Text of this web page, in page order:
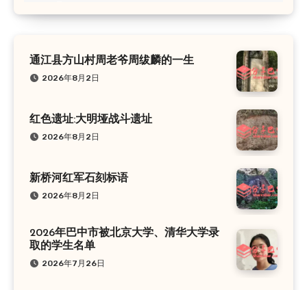
通江县方山村周老爷周绂麟的一生
2026年8月2日
红色遗址:大明垭战斗遗址
2026年8月2日
新桥河红军石刻标语
2026年8月2日
2026年巴中市被北京大学、清华大学录
取的学生名单
2026年7月26日